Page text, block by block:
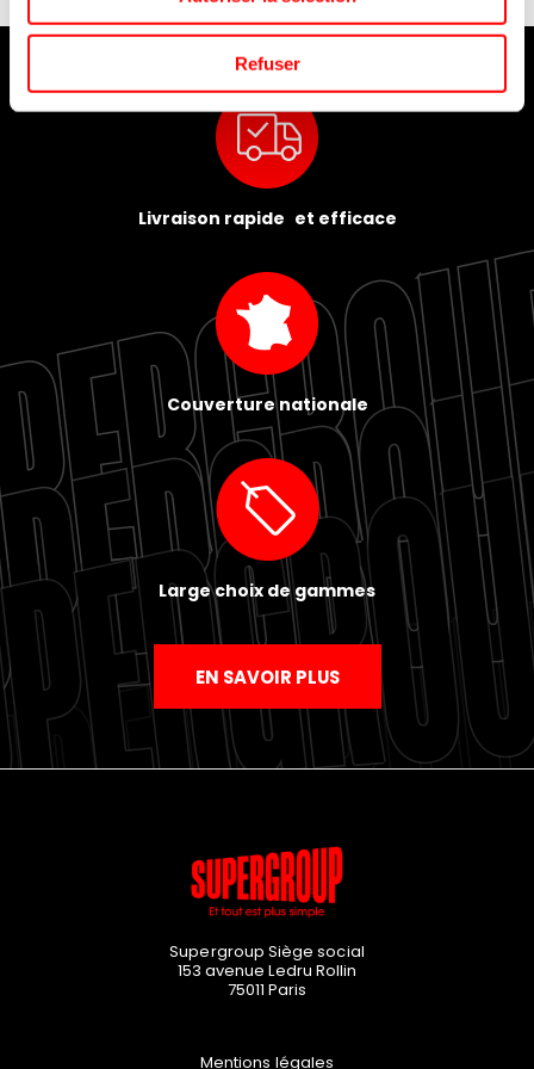
Refuser
Livraison rapide et efficace
Couverture nationale
Large choix de gammes
EN SAVOIR PLUS
Supergroup Siège social
153 avenue Ledru Rollin
75011 Paris
Mentions légales